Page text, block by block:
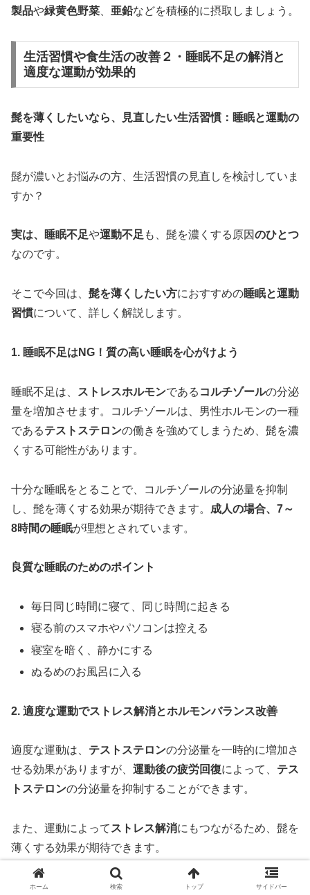
製品や緑黄色野菜 亜鉛などを積極的に摂取しましょう。
生活習慣や食生活の改善２・睡眠不足の解消と
適度な運動が効果的
髭を薄くしたいなら、見直したい生活習慣：睡眠と運動の
重要性
髭が濃いとお悩みの方、生活習慣の見直しを検討していま
すか？
実は、睡眠不足や運動不足 も、髭を濃くする原因のひとつ
なのです。
そこで今回は、 髭を薄くしたい方におすすめの睡眠と運動
習慣について、詳しく解説します。
1. 睡眠不足はNG！質の高い睡眠を心がけよう
睡眠不足は、 ストレスホルモンである コルチゾールの分泌
量を増加させます。コルチゾールは、男性ホルモンの一種
であるテストステロンの働きを強めてしまうため、髭を濃
くする可能性があります。
十分な睡眠をとることで、コルチゾールの分泌量を抑制
し、髭を薄くする効果が期待できます。 成人の場合、7～
8時間の睡眠が理想とされています。
良質な睡眠のためのポイント
毎日同じ時間に寝て、同じ時間に起きる
寝る前のスマホやパソコンは控える
寝室を暗く、静かにする
ぬるめのお風呂に入る
2. 適度な運動でストレス解消とホルモンバランス改善
適度な運動は、 テストステロンの分泌量を一時的に増加さ
せる効果がありますが、 運動後の疲労回復によって、 テス
トステロンの分泌量を抑制することができます。
また、運動によって ストレス解消にもつながるため、髭を
薄くする効果が期待できます。
ただし、 過度な運動は逆効果となる可能性があるため、
ホーム 検索 トップ サイドバー